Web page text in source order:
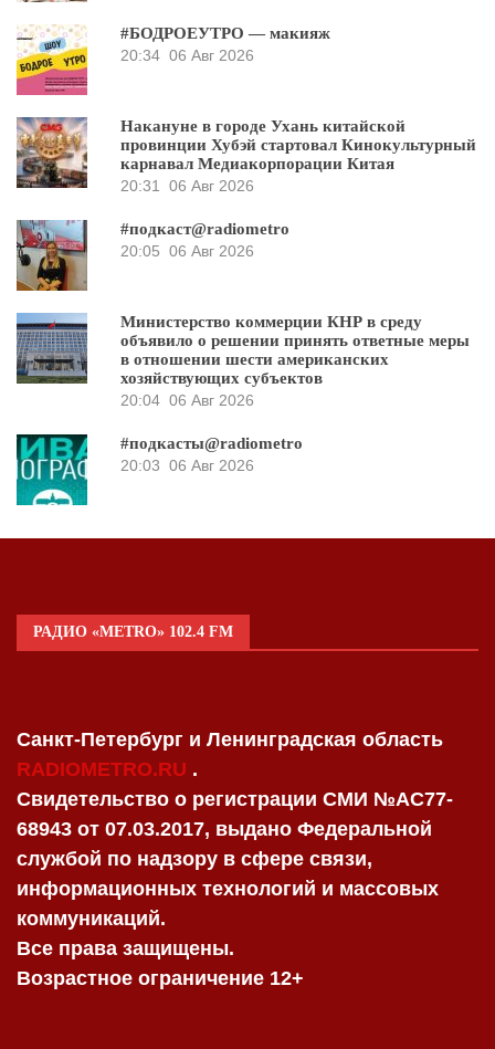
#БОДРОЕУТРО — макияж
20:34 06 Авг 2026
Накануне в городе Ухань китайской
провинции Хубэй стартовал Кинокультурный
карнавал Медиакорпорации Китая
20:31
06 Авг 2026
#подкаст@radiometro
20:05 06 Авг 2026
Министерство коммерции КНР в среду
объявило о решении принять ответные меры
в отношении шести американских
хозяйствующих субъектов
20:04 06 Авг 2026
#подкасты@radiometro
20:03 06 Авг 2026
РАДИО «METRO» 102.4 FM
Санкт-Петербург и Ленинградская область
RADIOMETRO.RU .
Свидетельство о регистрации СМИ №AC77-
68943 от 07.03.2017, выдано Федеральной
службой по надзору в сфере связи,
информационных технологий и массовых
коммуникаций.
Все права защищены.
Возрастное ограничение 12+